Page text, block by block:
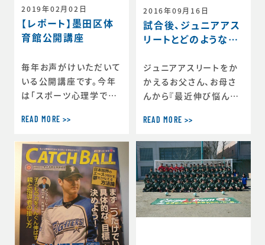
況ですが、今だから出来
ることをどんどん発信し
ていきたいと思っていま
けましたら「チャンネル登
録」をしてい
2019年02月02日
【レポート】墨田区体
育館公開講座
毎年お声がけいただいて
いる公開講座です。今年
は「スポーツ心理学でパ
う！」というテーマで登壇
導者・保護者・選手みな
さまにご参加いただき、
大坂なおみ選手の活躍
などトップアスリートの
心理について解説を交え
て、お話させていただきま
した！
READ MORE >>
2016年09月16日
試合後、ジュニアアス
リートとどのようなコ
りますか？
ジュニアアスリートをか
かえるお父さん、お母さ
んから『最近伸び悩んで
て声をかけたらいいかわ
からない』『うちの子頑張
っているのになかなか試
合に出られない』『認めら
れないことで自信を失っ
てしまうのではないか』
などという声がら聞こえ
READ MORE >>